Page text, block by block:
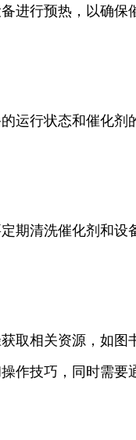
进行预热，以确保
运行状态和催化剂
期清洗催化剂和设
取相关资源，如
作技巧，同时需